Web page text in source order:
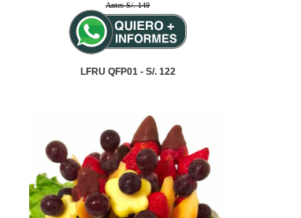
Antes S/. 149
LFRU QFP01 - S/. 122